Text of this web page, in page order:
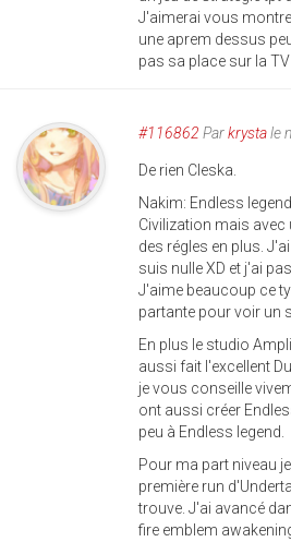
J'aimerai vous
une aprem dessus
pas sa place sur la TV
#116862 Parkrystale
De rien Cleska.
Nakim: Endless
Civilization mais
des régles en plus.
suis nulle XD et j'ai
J'aime beaucoup ce
partante pour voir un
En plus le studio
aussi fait l'excellent
je vous conseille
ont aussi créer
peu à Endless legend.
Pour ma part niveau
première run
trouve. J'ai avancé
fire emblem